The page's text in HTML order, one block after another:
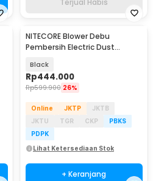
NITECORE Blower Debu
Pembersih Electric Dust
nano
Black
Rp444.000
Rp599.900 26%
Online JKTP
JKTB
JKTU
TGR CKP
PBKS
PDPK
Lihat Ketersediaan Stok
+ Keranjang